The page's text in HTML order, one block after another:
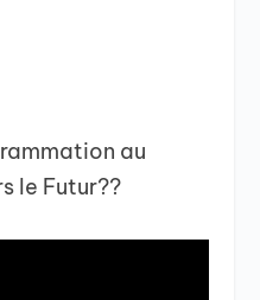
au
le Futur??